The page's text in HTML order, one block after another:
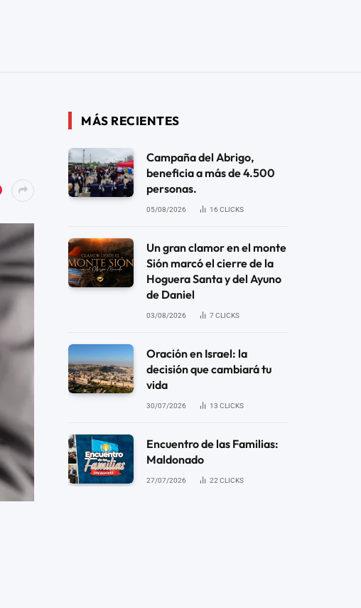
MÁS RECIENTES
Campaña del Abrigo,
beneficia a más de 4.500
personas.
05/08/2026 16 CLICKS
Un gran clamor en el monte
Sión marcó el cierre de la
Hoguera Santa y del Ayuno
de Daniel
03/08/2026 7 CLICKS
Oración en Israel: la
decisión que cambiará tu
vida
30/07/2026 13 CLICKS
Encuentro de las Familias:
Maldonado
27/07/2026 22 CLICKS